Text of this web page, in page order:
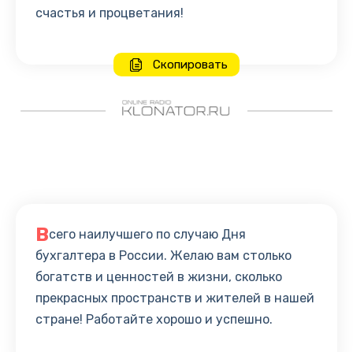
счастья и процветания!
Скопировать
Всего наилучшего по случаю Дня
бухгалтера в России. Желаю вам столько
богатств и ценностей в жизни, сколько
прекрасных пространств и жителей в нашей
стране! Работайте хорошо и успешно.